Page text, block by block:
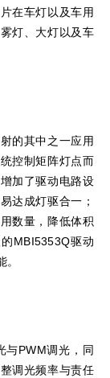
在车灯以及车用
灯、大灯以及车
的其中之一应用
控制矩阵灯点而
加了驱动电路设
达成灯驱合一；
数量，降低体积
MBI5353Q驱动
与PWM调光，同
调光频率与责任